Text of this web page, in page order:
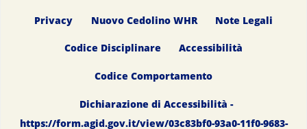
Privacy Nuovo Cedolino WHR Note Legali
Codice Disciplinare Accessibilità
Codice Comportamento
Dichiarazione di Accessibilità -
https://form.agid.gov.it/view/03c83bf0-93a0-11f0-9683-